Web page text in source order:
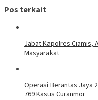
Pos terkait
Jabat Kapolres Ciamis,
Masyarakat
Operasi Berantas Jaya
769 Kasus Curanmor